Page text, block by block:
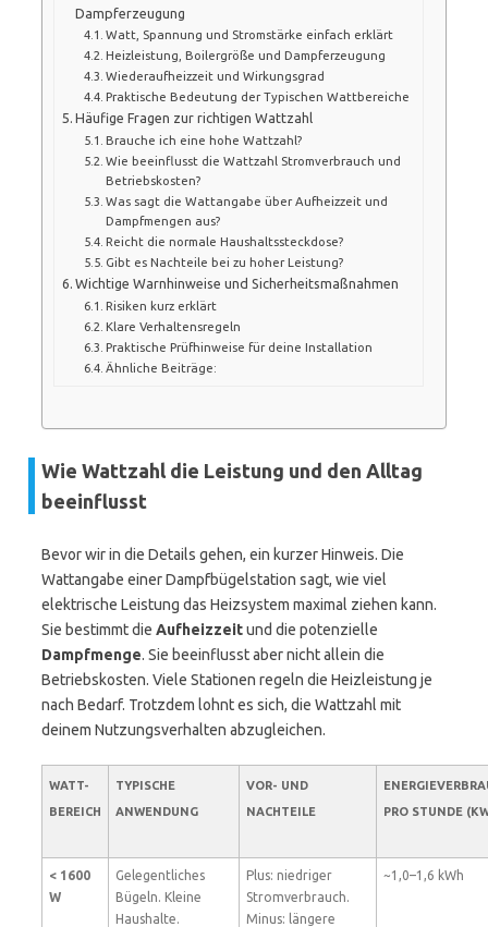
Dampferzeugung
Watt, Spannung und Stromstärke einfach erklärt
Heizleistung, Boilergröße und Dampferzeugung
Wiederaufheizzeit und Wirkungsgrad
Praktische Bedeutung der Typischen Wattbereiche
Häufige Fragen zur richtigen Wattzahl
Brauche ich eine hohe Wattzahl?
Wie beeinflusst die Wattzahl Stromverbrauch und
Betriebskosten?
Was sagt die Wattangabe über Aufheizzeit und
Dampfmengen aus?
Reicht die normale Haushaltssteckdose?
Gibt es Nachteile bei zu hoher Leistung?
Wichtige Warnhinweise und Sicherheitsmaßnahmen
Risiken kurz erklärt
Klare Verhaltensregeln
Praktische Prüfhinweise für deine Installation
Ähnliche Beiträge:
Wie Wattzahl die Leistung und den Alltag
beeinflusst
Bevor wir in die Details gehen, ein kurzer Hinweis. Die
Wattangabe einer Dampfbügelstation sagt, wie viel
elektrische Leistung das Heizsystem maximal ziehen kann.
Sie bestimmt die Aufheizzeitund die potenzielle
Dampfmenge. Sie beeinflusst aber nicht allein die
Betriebskosten. Viele Stationen regeln die Heizleistung je
nach Bedarf. Trotzdem lohnt es sich, die Wattzahl mit
deinem Nutzungsverhalten abzugleichen.
WATT-
BEREICH
TYPISCHE
ANWENDUNG
VOR- UND
NACHTEILE
PRO STUNDE
< 1600
W
Gelegentliches
Bügeln. Kleine
Haushalte.
Plus: niedriger
Stromverbrauch.
Minus: längere
~1,0–1,6 kWh